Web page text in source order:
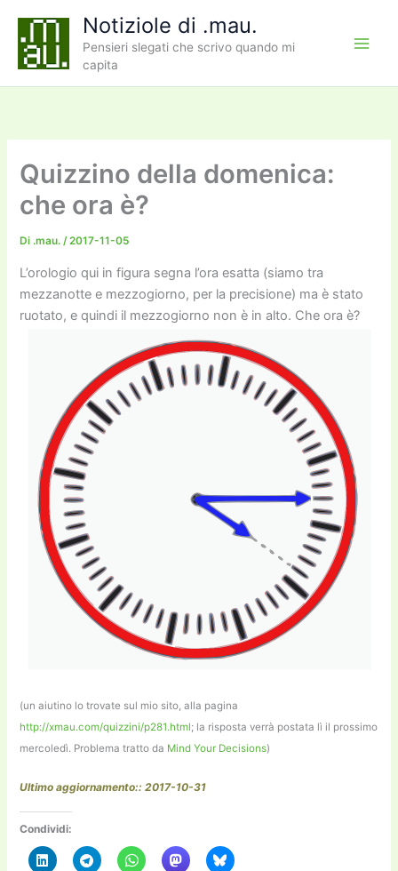
contenuto
Notiziole di .mau.
Pensieri slegati che scrivo quando mi
capita
Quizzino della domenica:
che ora è?
Di .mau./2017-11-05
L’orologio qui in figura segna l’ora esatta (siamo tra
mezzanotte e mezzogiorno, per la precisione) ma è stato
ruotato, e quindi il mezzogiorno non è in alto. Che ora è?
(un aiutino lo trovate sul mio sito, alla pagina
http://xmau.com/quizzini/p281.html; la risposta verrà postata lì il prossimo
mercoledì. Problema tratto da Mind Your Decisions)
Ultimo aggiornamento:: 2017-10-31
Condividi: